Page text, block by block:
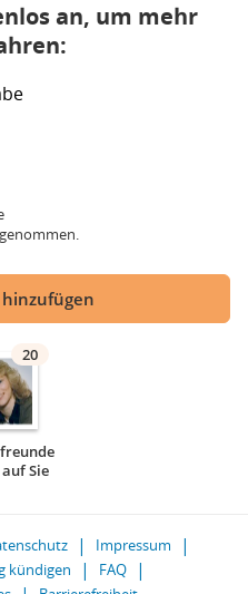
an, um mehr
20
Sie
Impressum
kündigen
FAQ